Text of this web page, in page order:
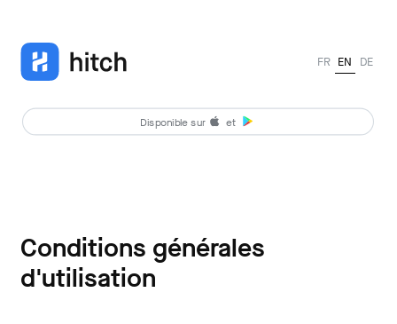
Disponible sur et
FR EN DE
Conditions générales
d'utilisation